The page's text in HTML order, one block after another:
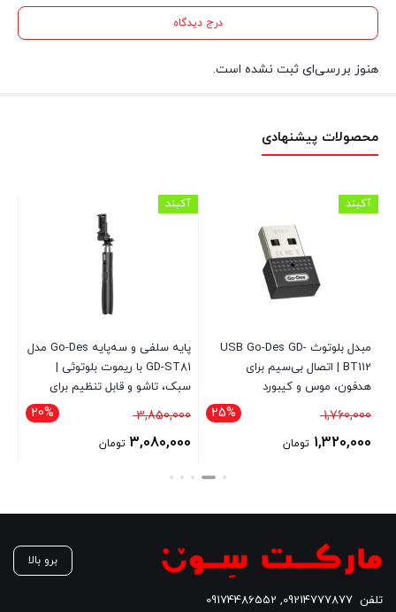
درج دیدگاه
هنوز بررسی‌ای ثبت نشده است.
محصولات پیشنهادی
مبدل بلوتوث USB Go-Des GD-
BT112 | اتصال بی‌سیم برای
هدفون، موس و کیبورد
25% 1,760,000قیمت
اصلی1,320,000 تومان
1,320,000 تومان
آکبند
پایه سلفی و سه‌پایه Go-Des مدل
GD-ST81 با ریموت بلوتوثی |
سبک، تاشو و قابل تنظیم برای
موبایل و دوربین
20% 3,850,000قیمت
اصلی3,080,000 تومان
3,080,000 تومان
آکبند
برو بالا
تلفن 09214777877
,
09174486552